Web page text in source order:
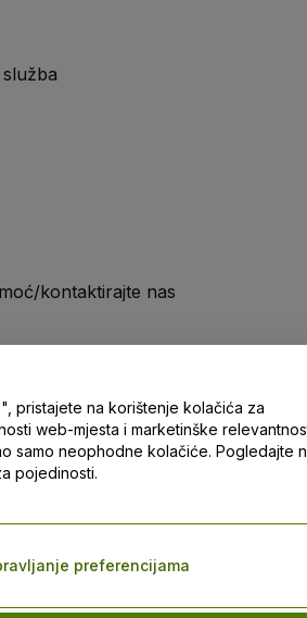
kontaktirajte nas
GmbH 2026 Pojedinosti o tvrtki
prihvaćateOdredbe i uvjete,
,Pravilnik o kolačićimaiPravilnik o
uređaje
pristajete na korištenje kolačića za
web-mjesta i marketinške
samo neophodne kolačiće. Pogledajte
pojedinosti.
preferencijama